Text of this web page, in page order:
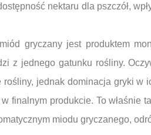
nektaru dla pszczół,
gryczany jest produktem
z jednego gatunku rośliny.
rośliny, jednak dominacja gryki w
finalnym produkcie. To właśnie
miodu gryczanego,